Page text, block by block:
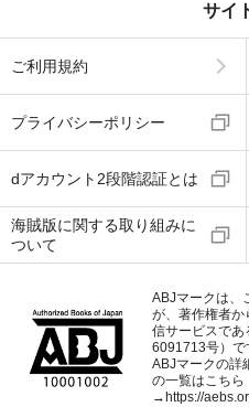
サイ
ご利用規約
プライバシーポリシー
dアカウント2段階認証とは
海賊版に関する取り組みに
ついて
ABJマークは、
が、著作権者
信サービスで
6091713号）で
ABJマークの詳
の一覧はこちら
→ https://